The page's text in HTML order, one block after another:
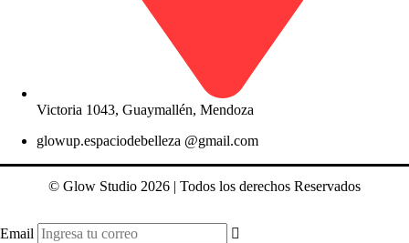
Victoria 1043, Guaymallén, Mendoza
glowup.espaciodebelleza @gmail.com
© Glow Studio 2026 | Todos los derechos Reservados
Email